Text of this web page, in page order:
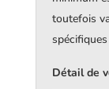
toutefois
Détail de